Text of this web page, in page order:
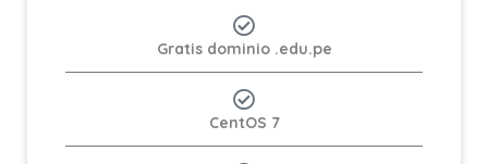
Gratis dominio .edu.pe
CentOS 7